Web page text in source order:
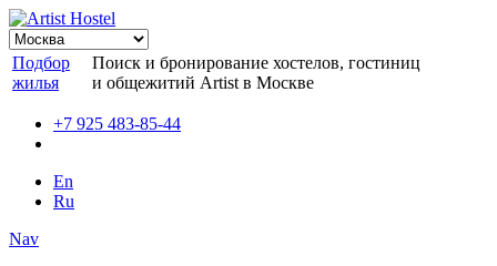
Подбор
жилья
Поиск и бронирование хостелов, гостиниц
и общежитий Artist в Москве
+7 925 483-85-44
En
Ru
Nav